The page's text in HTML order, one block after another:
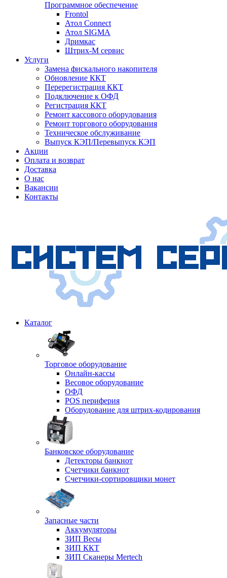
Программное обеспечение
Frontol
Атол Connect
Атол SIGMA
Дримкас
Штрих-М сервис
Услуги
Замена фискального накопителя
Обновление ККТ
Перерегистрация ККТ
Подключение к ОФД
Регистрация ККТ
Ремонт кассового оборудования
Ремонт торгового оборудования
Техническое обслуживание
Выпуск КЭП/Перевыпуск КЭП
Акции
Оплата и возврат
Доставка
О нас
Вакансии
Контакты
Каталог
Торговое оборудование
Онлайн-кассы
Весовое оборудование
ОФД
POS периферия
Оборудование для штрих-кодирования
Банковское оборудование
Детекторы банкнот
Счетчики банкнот
Счетчики-сортировщики монет
Запасные части
Аккумуляторы
ЗИП Весы
ЗИП ККТ
ЗИП Сканеры Mertech